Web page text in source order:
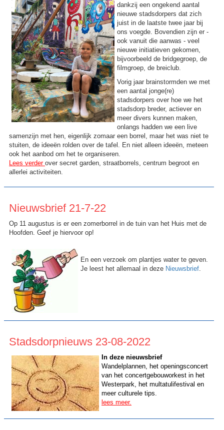
dankzij een ongekend aantal
nieuwe stadsdorpers dat zich
juist in de laatste twee jaar bij
ons voegde. Bovendien zijn er -
ook vanuit die aanwas - veel
nieuwe initiatieven gekomen,
bijvoorbeeld de bridgegroep, de
filmgroep, de breiclub.
Vorig jaar brainstormden we met
een aantal jonge(re)
stadsdorpers over hoe we het
stadsdorp breder, actiever en
meer divers kunnen maken,
onlangs hadden we een live
samenzijn met hen, eigenlijk zomaar een borrel, maar het was niet te
stuiten, de ideeën rolden over de tafel. En niet alleen ideeën, meteen
ook het aanbod om het te organiseren.
Lees verder over secret garden, straatborrels, centrum begroot en
allerlei activiteiten.
Nieuwsbrief 21-7-22
Op 11 augustus is er een zomerborrel in de tuin van het Huis met de
Hoofden. Geef je hiervoor op!
En een verzoek om plantjes water te geven.
Je leest het allemaal in deze Nieuwsbrief
Stadsdorpnieuws 23-08-2022
In deze nieuwsbrief
Wandelplannen, het openingsconcert
van het concertgebouworkest in het
Westerpark, het multatulifestival en
meer culturele tips.
lees meer.